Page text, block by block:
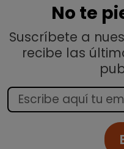
No te
Suscríbete a
recibe las